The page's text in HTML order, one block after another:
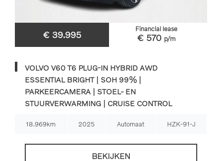
€ 39.995
Financial lease
€ 570 p/m
VOLVO V60 T6 PLUG-IN HYBRID AWD
ESSENTIAL BRIGHT | SOH 99% |
PARKEERCAMERA | STOEL- EN
STUURVERWARMING | CRUISE CONTROL
18.969km 2025 Automaat HZK-91-J
BEKIJKEN